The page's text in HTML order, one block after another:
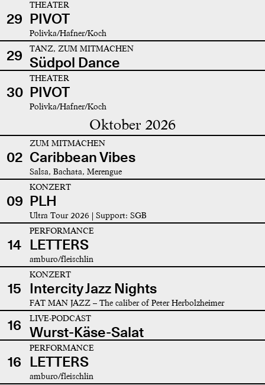
29
THEATER
PIVOT
Polivka/Hafner/Koch
29 TANZ, ZUM MITMACHEN
Südpol Dance
30
THEATER
PIVOT
Polivka/Hafner/Koch
Oktober 2026
02
ZUM MITMACHEN
Caribbean Vibes
Salsa, Bachata, Merengue
09
KONZERT
PLH
Ultra Tour 2026 | Support: SGB
14
PERFORMANCE
LETTERS
amburo/fleischlin
15
KONZERT
Intercity Jazz Nights
FAT MAN JAZZ – The caliber of Peter Herbolzheimer
16 LIVE-PODCAST
Wurst-Käse-Salat
16
PERFORMANCE
LETTERS
amburo/fleischlin